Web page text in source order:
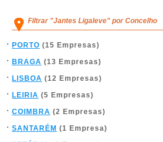
Filtrar "Jantes Ligaleve" por Concelho
PORTO (15 Empresas)
BRAGA (13 Empresas)
LISBOA (12 Empresas)
LEIRIA (5 Empresas)
COIMBRA (2 Empresas)
SANTARÉM (1 Empresa)